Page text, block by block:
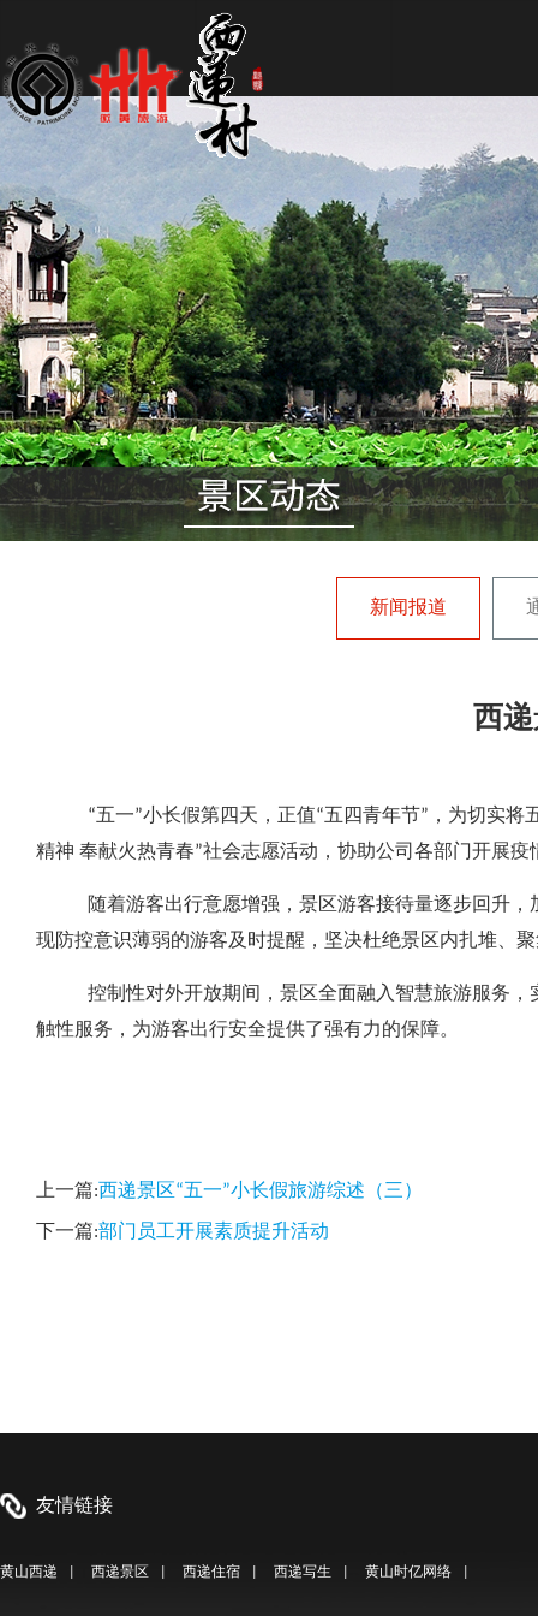
新闻报道
西
“五一”小长假第四天，正值“五四青年节”，为切实
精神 奉献火热青春”社会志愿活动，协助公司各部门开展
随着游客出行意愿增强，景区游客接待量逐步回升
现防控意识薄弱的游客及时提醒，坚决杜绝景区内扎堆、
控制性对外开放期间，景区全面融入智慧旅游服务
触性服务，为游客出行安全提供了强有力的保障。
上一篇:西递景区“五一”小长假旅游综述（三）
下一篇:部门员工开展素质提升活动